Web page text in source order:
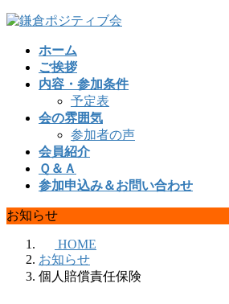
コ
ナ
ホーム
ご挨拶
内容・参加条件
予定表
会の雰囲気
参加者の声
会員紹介
Ｑ＆Ａ
参加申込み＆お問い合わせ
お知らせ
HOME
お知らせ
個人賠償責任保険